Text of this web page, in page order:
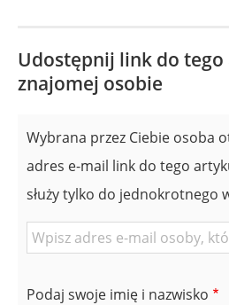
Udostępnij link do tego
znajomej osobie
Wybrana przez Ciebie osoba
adres e-mail link do tego
służy tylko do jednokrotnego
E-
znajomej
Podaj swoje imię i nazwisko